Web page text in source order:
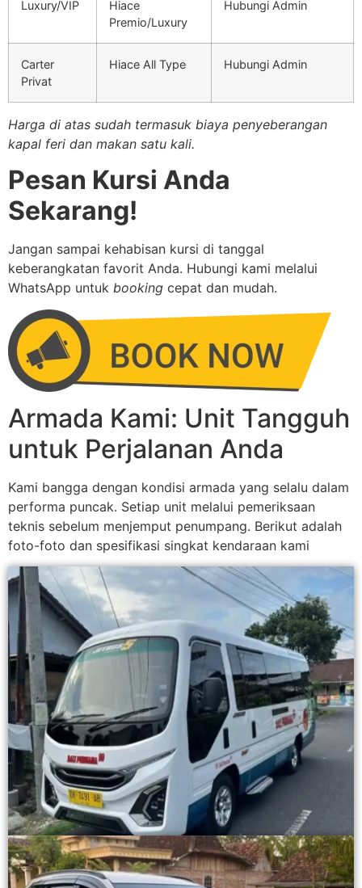
Luxury/VIP
Hiace
Premio/Luxury
Hubungi Admin
Carter
Privat
Hiace All Type Hubungi Admin
Harga di atas sudah termasuk biaya penyeberangan
kapal feri dan makan satu kali.
Pesan Kursi Anda
Sekarang!
Jangan sampai kehabisan kursi di tanggal
keberangkatan favorit Anda. Hubungi kami melalui
WhatsApp untuk booking cepat dan mudah.
Armada Kami: Unit Tangguh
untuk Perjalanan Anda
Kami bangga dengan kondisi armada yang selalu dalam
performa puncak. Setiap unit melalui pemeriksaan
teknis sebelum menjemput penumpang. Berikut adalah
foto-foto dan spesifikasi singkat kendaraan kami